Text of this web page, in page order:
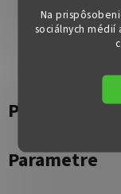
Na
sociálnych médií
Popis
Parametre